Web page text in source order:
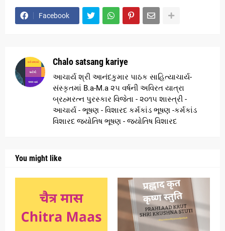
Facebook
Chalo satsang kariye
આચાર્ય શ્રી આનંદકુમાર પાઠક સાહિત્યાચાર્ય-
સંસ્કૃતમાં B.a-M.a ૨૫ વર્ષની અવિરત યાત્રા
બ્રહ્મરત્ન પુરસ્કાર વિજેતા - ૨૦૧૫ શાસ્ત્રી -
આચાર્ય - ભૂષણ - વિશારદ કર્મકાંડ ભૂષણ -કર્મકાંડ
વિશારદ જ્યોતિષ ભૂષણ - જ્યોતિષ વિશારદ
You might like